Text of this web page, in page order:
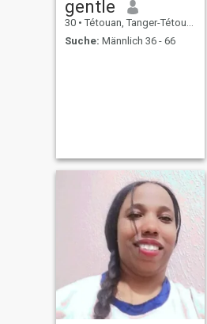
gentle
30 • Tétouan, Tanger-Tétouan, Marokko
Suche: Männlich 36 - 66